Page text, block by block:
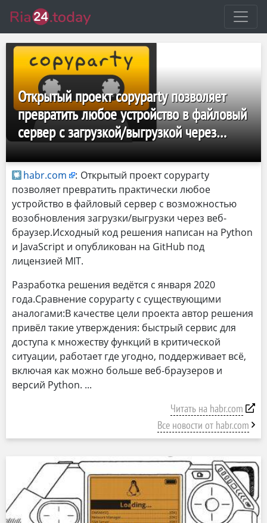
Открытый проект copyparty позволяет
превратить любое устройство в файловый
сервер с загрузкой/выгрузкой через
браузер
habr.com : Открытый проект copyparty
позволяет превратить практически любое
устройство в файловый сервер с возможностью
возобновления загрузки/выгрузки через веб-
браузер.Исходный код решения написан на Python
и JavaScript и опубликован на GitHub под
лицензией MIT.
Разработка решения ведётся с января 2020
года.Сравнение copyparty с существующими
аналогами:В качестве цели проекта автор решения
привёл такие утверждения: быстрый сервис для
доступа к множеству функций в критической
ситуации, работает где угодно, поддерживает всё,
включая как можно больше веб-браузеров и
версий Python.
Читать на habr.com
Все новости от habr.com